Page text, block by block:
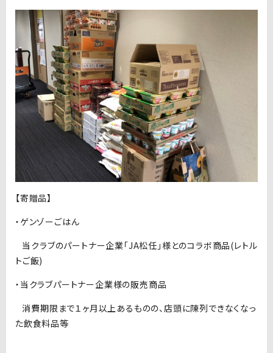
【寄贈品】
・ゲンゾーごはん
当クラブのパートナー企業「JA松任」様とのコラボ商品(レトル
トご飯)
・当クラブパートナー企業様の販売商品
消費期限まで１ヶ月以上あるものの、店頭に陳列できなくなっ
た飲食料品等